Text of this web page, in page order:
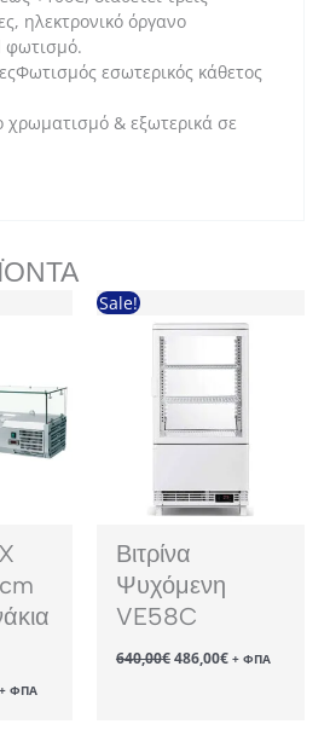
ηλεκτρονικό όργανο
φωτισμό.
εσωτερικός κάθετος
& εξωτερικά σε
+ ΦΠΑ
Sale!
Βιτρίνα
Ψυχόμενη
VE58C
640,00€ Original
price
486,00€Η+ ΦΠΑ